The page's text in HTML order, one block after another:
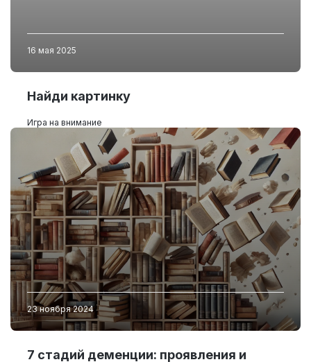
16 мая 2025
Найди картинку
Игра на внимание
23 ноября 2024
7 стадий деменции: проявления и